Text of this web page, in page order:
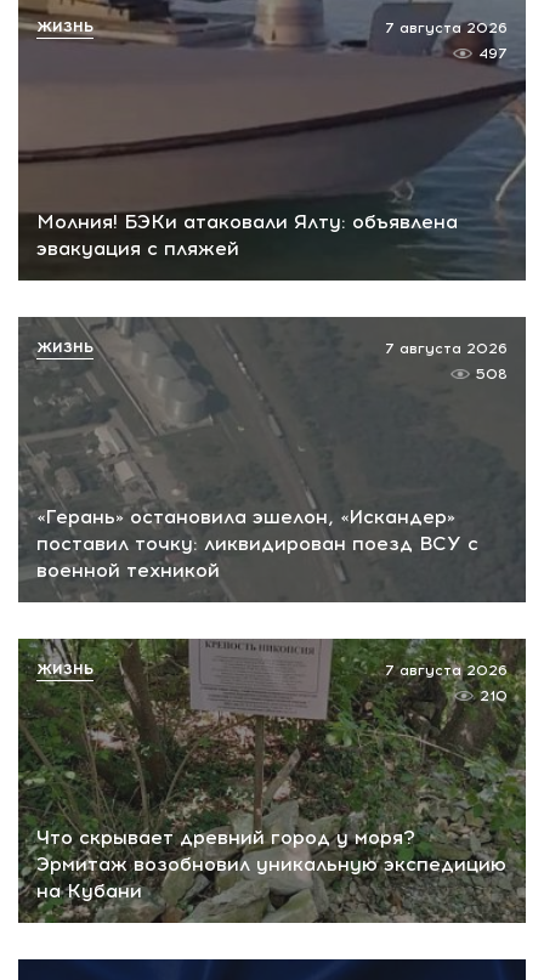
Молния! БЭКи атаковали Ялту: объявлена
эвакуация с пляжей
7 августа 2026
497
ЖИЗНЬ
«Герань» остановила эшелон, «Искандер»
поставил точку: ликвидирован поезд ВСУ с
военной техникой
7 августа 2026
508
ЖИЗНЬ
Что скрывает древний город у моря?
Эрмитаж возобновил уникальную экспедицию
на Кубани
7 августа 2026
210
ЖИЗНЬ